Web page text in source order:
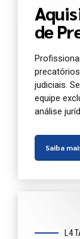
de
judiciais.
equipe
análise
Saiba
L4